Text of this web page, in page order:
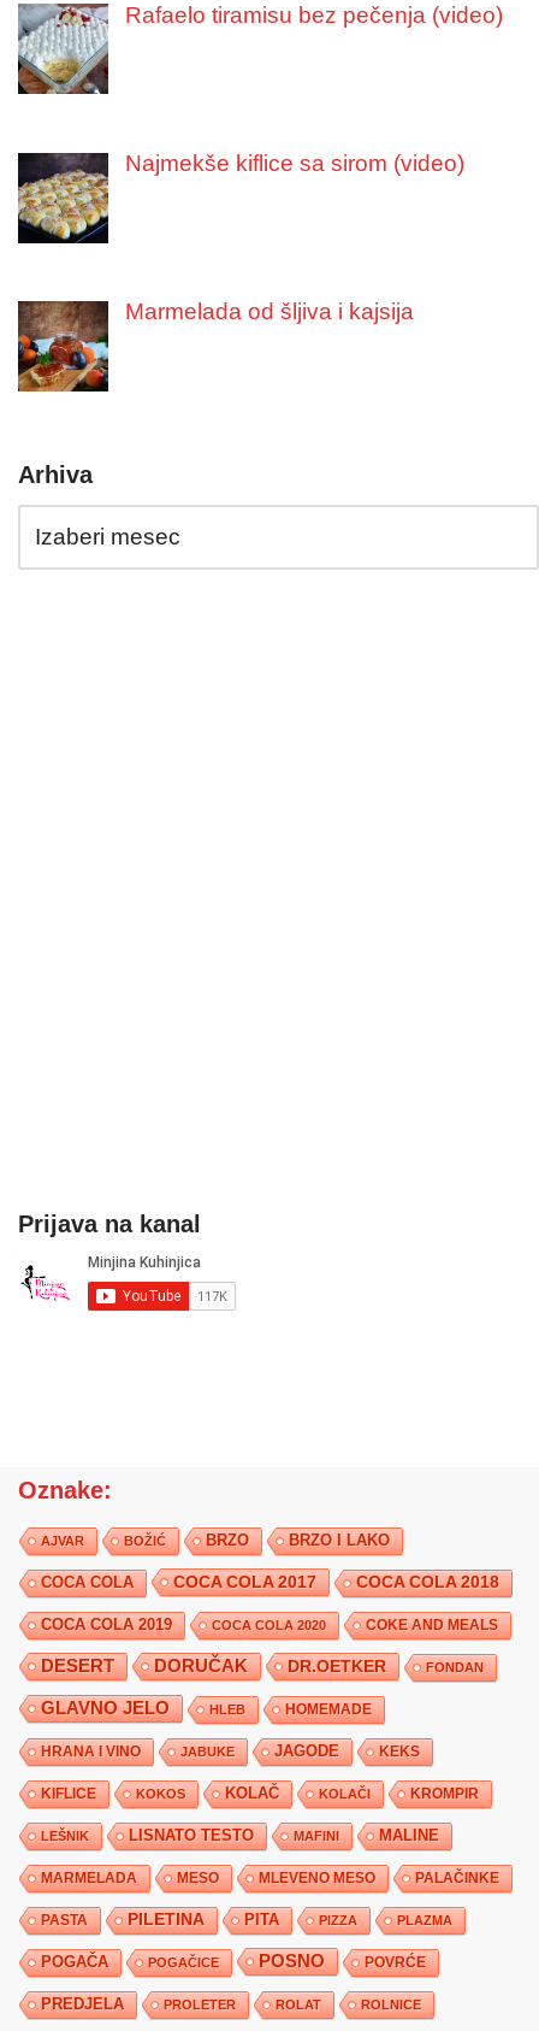
Rafaelo tiramisu bez pečenja (video)
Najmekše kiflice sa sirom (video)
Marmelada od šljiva i kajsija
Arhiva
Prijava na kanal
Oznake:
AJVAR BOŽIĆ BRZO BRZO I LAKO
COCA COLA COCA COLA 2017 COCA COLA 2018
COCA COLA 2019 COCA COLA 2020 COKE AND MEALS
DESERT DORUČAK DR.OETKER FONDAN
GLAVNO JELO HLEB HOMEMADE
HRANA I VINO JABUKE JAGODE KEKS
KIFLICE KOKOS KOLAČ KOLAČI KROMPIR
LEŠNIK LISNATO TESTO MAFINI MALINE
MARMELADA MESO MLEVENO MESO PALAČINKE
PASTA PILETINA PITA PIZZA PLAZMA
POGAČA POGAČICE POSNO POVRĆE
PREDJELA PROLETER ROLAT ROLNICE